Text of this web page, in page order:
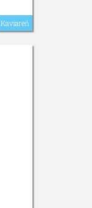
Kaviareň